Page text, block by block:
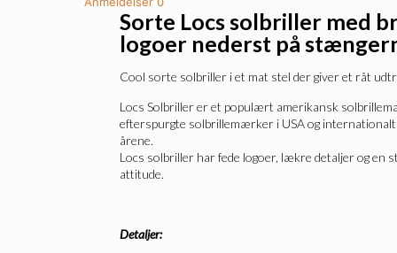
Sorte Locs solbriller med
logoer nederst på
Cool sorte solbriller i et mat stel der giver et råt
Locs Solbriller er et populært amerikansk
efterspurgte solbrillemærker i USA og
årene.
Locs solbriller har fede logoer, lækre detaljer og en
attitude.
Detaljer: